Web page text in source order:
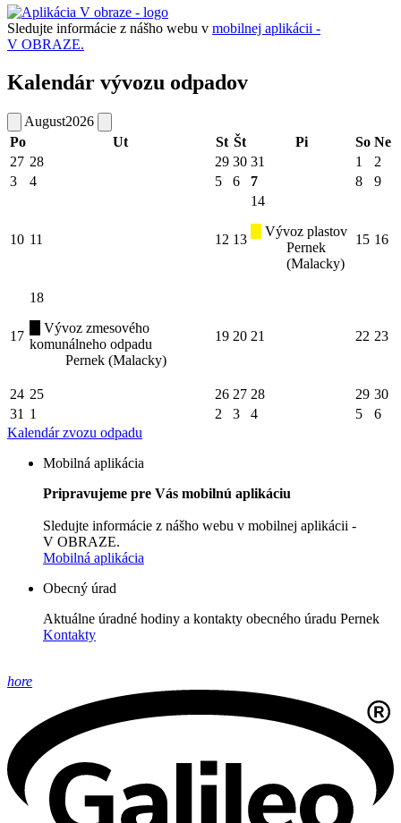
Sledujte informácie z nášho webu v mobilnej aplikácii -
V OBRAZE.
Kalendár vývozu odpadov
August2026
Po
Ut St Št Pi So Ne
27 28 29 30 31 1
2
3
4 5 6 7 8 9
10 11 12 13
14
Vývoz plastov
Pernek
(Malacky)
15 16
17
18
Vývoz zmesového
komunálneho odpadu
Pernek (Malacky)
19 20 21 22 23
24 25 26 27 28 29 30
31 1 2 3 4 5
6
Kalendár zvozu odpadu
Mobilná aplikácia
Pripravujeme pre Vás mobilnú aplikáciu
Sledujte informácie z nášho webu v mobilnej aplikácii -
V OBRAZE.
Mobilná aplikácia
Obecný úrad
Aktuálne úradné hodiny a kontakty obecného úradu Pernek
Kontakty
hore